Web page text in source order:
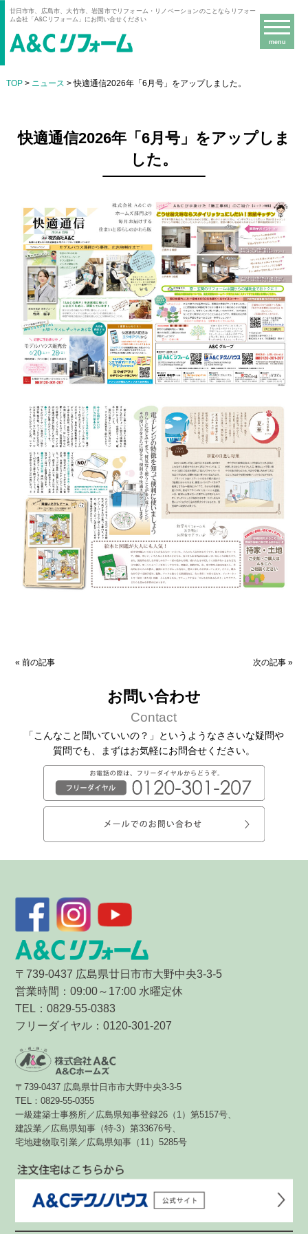
廿日市市、広島市、大竹市、岩国市でリフォーム・リノベーションのことならリフォー
ム会社「A&Cリフォーム」にお問い合せください
menu
TOP> ニュース > 快適通信2026年「6月号」をアップしました。
快適通信2026年「6月号」をアップしま
した。
«前の記事 次の記事»
お問い合わせ
Contact
「こんなこと聞いていいの？」というようなささいな疑問や
質問でも、
まずはお気軽にお問合せください。
〒739-0437 広島県廿日市市大野中央3-3-5
営業時間：09:00～17:00 水曜定休
TEL：0829-55-0383
フリーダイヤル：0120-301-207
〒739-0437 広島県廿日市市大野中央3-3-5
TEL：0829-55-0355
一級建築士事務所／広島県知事登録26（1）第5157号、
建設業／広島県知事（特-3）第33676号、
宅地建物取引業／広島県知事（11）5285号